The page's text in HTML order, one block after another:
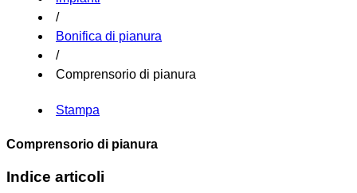
/
Bonifica di pianura
/
Comprensorio di pianura
Stampa
Comprensorio di pianura
Indice articoli